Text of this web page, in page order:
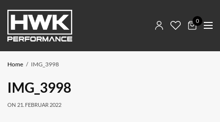
0
Home IMG_3998
IMG_3998
ON 21. FEBRUAR 2022